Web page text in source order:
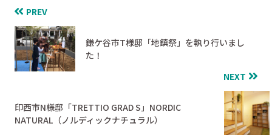
PREV
鎌ケ谷市T様邸「地鎮祭」を執り行いまし
た！
NEXT
印西市N様邸「TRETTIO GRAD S」NORDIC
NATURAL（ノルディックナチュラル）